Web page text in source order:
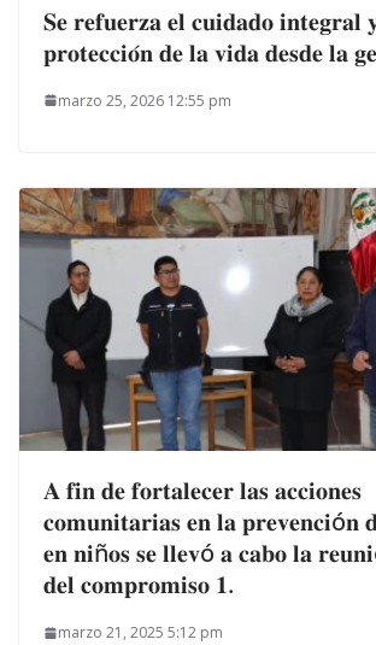
𝐒𝐞 𝐫𝐞𝐟𝐮𝐞𝐫𝐳𝐚 𝐞𝐥 𝐜𝐮𝐢𝐝𝐚𝐝𝐨 𝐢𝐧𝐭𝐞𝐠𝐫𝐚𝐥
𝐩𝐫𝐨𝐭𝐞𝐜𝐜𝐢𝐨́𝐧 𝐝𝐞 𝐥𝐚 𝐯𝐢𝐝𝐚 𝐝𝐞𝐬𝐝𝐞 𝐥𝐚
marzo 25, 2026 12:55 pm
𝐀 𝐟𝐢𝐧 𝐝𝐞 𝐟𝐨𝐫𝐭𝐚𝐥𝐞𝐜𝐞𝐫 𝐥𝐚𝐬 𝐚𝐜𝐜𝐢𝐨𝐧𝐞𝐬
𝐜𝐨𝐦𝐮𝐧𝐢𝐭𝐚𝐫𝐢𝐚𝐬 𝐞𝐧 𝐥𝐚 𝐩𝐫𝐞𝐯𝐞𝐧𝐜𝐢ó𝐧
𝐞𝐧 𝐧𝐢ñ𝐨𝐬 𝐬𝐞 𝐥𝐥𝐞𝐯ó 𝐚 𝐜𝐚𝐛𝐨 𝐥𝐚
𝐝𝐞𝐥 𝐜𝐨𝐦𝐩𝐫𝐨𝐦𝐢𝐬𝐨 𝟏.
marzo 21, 2025 5:12 pm